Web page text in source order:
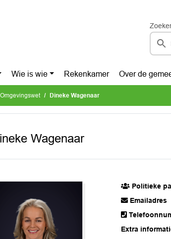
Wie is wie Rekenkamer Over de
Dineke Wagenaar
Wagenaar
Politieke
Emailadres
Extra